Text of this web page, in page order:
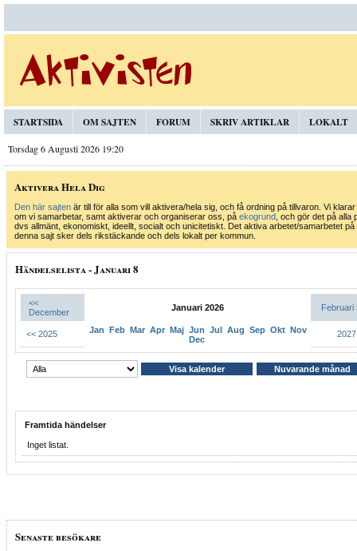
STARTSIDA OM SAJTEN FORUM SKRIV ARTIKLAR LOKALT
Torsdag 6 Augusti 2026 19:20
Aktivera Hela Dig
Den här sajten är till för alla som vill aktivera/hela sig, och få ordning på tillvaron. Vi klarar
om vi samarbetar, samt aktiverar och organiserar oss, på ekogrund , och gör det på alla
dvs allmänt, ekonomiskt, ideellt, socialt och unicitetiskt. Det aktiva arbetet/samarbetet på
denna sajt sker dels rikstäckande och dels lokalt per kommun.
Händelselista - Januari 8
<<
December
Januari 2026 Februari
<< 2025 Jan Feb Mar Apr Maj Jun Jul Aug Sep Okt Nov
Dec
Framtida händelser
Inget listat.
Senaste besökare